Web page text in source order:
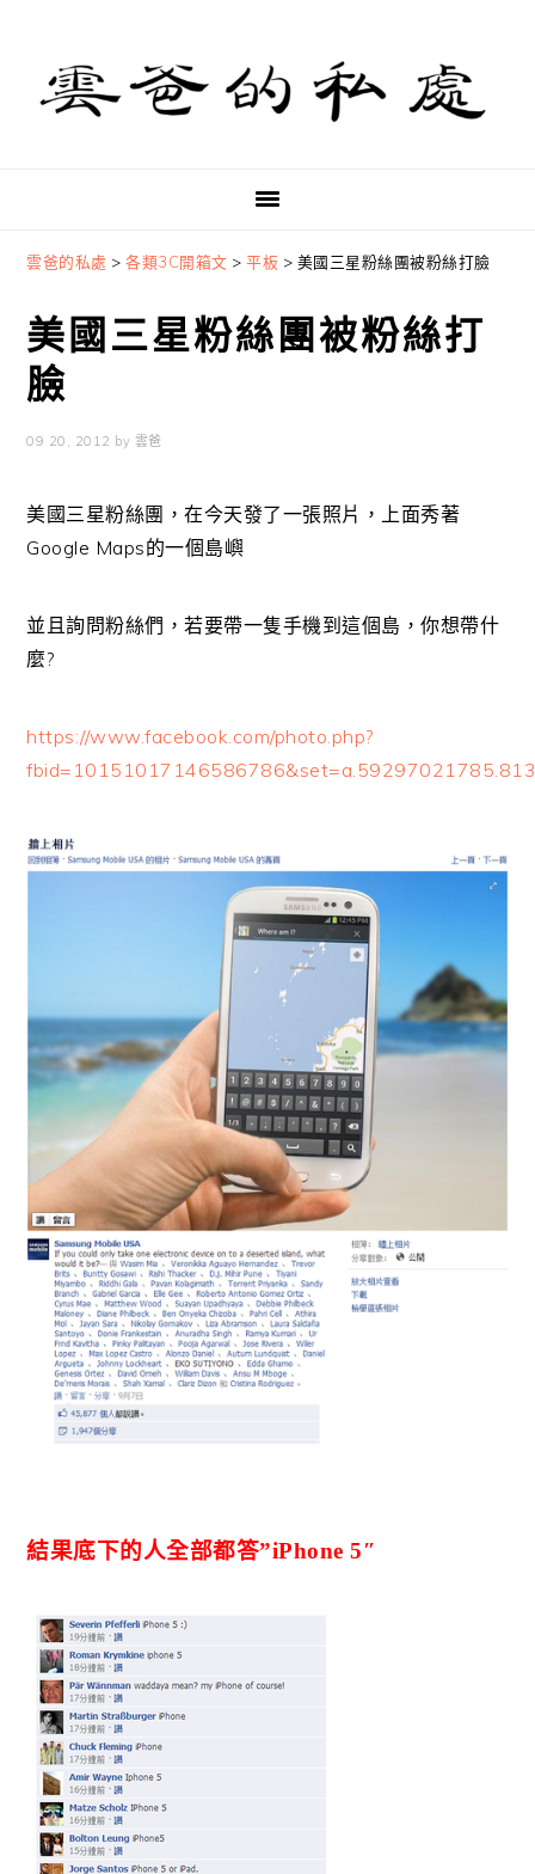
primary
navigation
content
primary
sidebar
雲爸的私處 >各類3C開箱文 >平板 > 美國三星粉絲團被粉絲打臉
美國三星粉絲團被粉絲打
臉
09 20, 2012 by 雲爸
美國三星粉絲團，在今天發了一張照片，上面秀著
Google Maps的一個島嶼
並且詢問粉絲們，若要帶一隻手機到這個島，你想帶什
麼?
https://www.facebook.com/photo.php?
結果底下的人全部都答”iPhone 5″